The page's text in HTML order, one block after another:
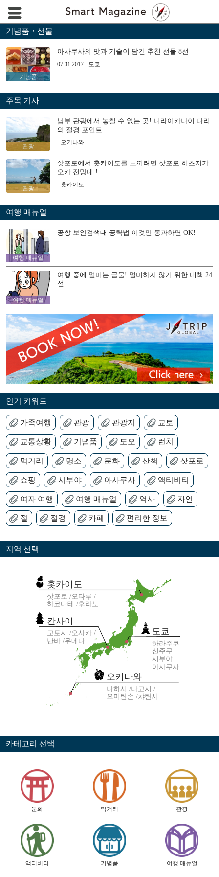
기념품・선물
기념품
아사쿠사의 맛과 기술이 담긴 추천 선물 8선
07.31.2017 - 도쿄
주목 기사
관광
남부 관광에서 놓칠 수 없는 곳! 니라이카나이 다리
의 절경 포인트
- 오키나와
관광
삿포로에서 홋카이도를 느끼려면 삿포로 히츠지가
오카 전망대 !
- 홋카이도
여행 매뉴얼
여행 매뉴얼
공항 보안검색대 공략법 이것만 통과하면 OK!
여행 매뉴얼
여행 중에 멀미는 금물! 멀미하지 않기 위한 대책 24
선
인기 키워드
가족여행 관광 관광지 교토
교통상황 기념품 도오 런치
먹거리 명소 문화 산책 삿포로
쇼핑 시부야 아사쿠사 액티비티
여자 여행 여행 매뉴얼 역사 자연
절 절경 카페 편리한 정보
지역 선택
도쿄
하라주쿠
신주쿠
시부야
아사쿠사
칸사이
교토시
오사카
난바 우메다
오키나와
나하시
나고시
요미탄손
챠탄시
홋카이도
삿포로
오타루
하코다테
후라노
카테고리 선택
문화 먹거리 관광
액티비티 기념품 여행 매뉴얼